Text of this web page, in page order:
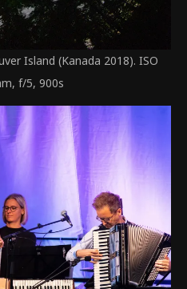
Island (Kanada 2018). ISO
f/5, 900s